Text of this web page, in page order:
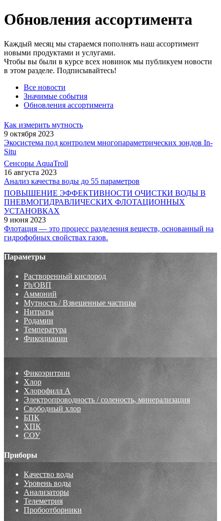
Обновления ассортимента
Каждый месяц мы стараемся пополнять наш ассортимент
новыми продуктами и услугами.
Чтобы вы были в курсе всех новинок мы публикуем новости
в этом разделе. Подписывайтесь!
Все новости
Значимые события
Обновления ассортимента
Как измерить мутность
9 октября 2023
Экосистема под контролем многопараметрических зондов In-
Situ
Сенсоры AquaTroll
16 августа 2023
Анализ качества воды до 55 параметров
ПОВЫШЕНИЕ ЭФФЕКТИВНОСТИ ОЧИСТКИ ВОДЫ В
ПНЕВМОГИДРАВЛИЧЕСКИХ ФЛОТАЦИОННЫХ
УСТАНОВКАХ
9 июня 2023
Флотация — это процесс разделения веществ, основанный на
гидрофобных свойствах газов.
Параметры
Растворенный кислород
Ph/ОВП
Аммоний
Мутность / Взвешенные частицы
Нитраты
Родамин
Температура
Фикоцианин
Фикоэритрин
Хлор
Хлорофилл А
Электропроводность / соленость, минерализация
Свободный хлор
БПК
ХПК
СОУ
Приборы
Качество воды
Уровень воды
Анализаторы
Телеметрия
Пробоотборники